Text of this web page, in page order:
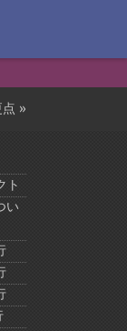
»
ト
い